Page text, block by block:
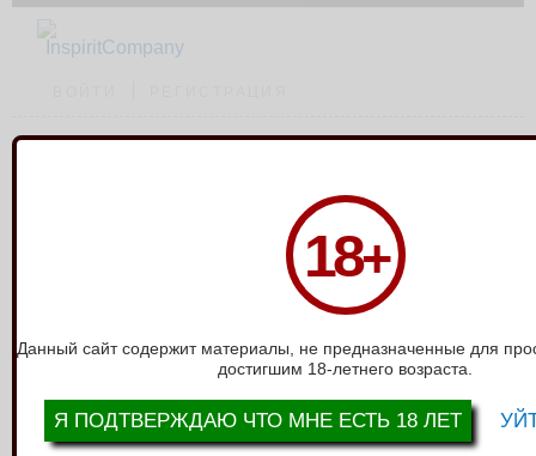
18+
Данный сайт содержит материалы, не предназначенные для
достигшим 18-летнего возраста.
Я ПОДТВЕРЖДАЮ ЧТО МНЕ ЕСТЬ 18 ЛЕТ
10 >
>>
выводить по:
12 24 36
Показать все
сортировать: